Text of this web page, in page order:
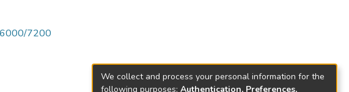
7200
We collect and process your personal information for the
following purposes: Authentication, Preferences,